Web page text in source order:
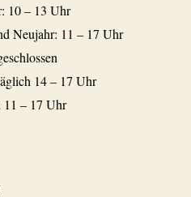
10 – 13 Uhr
Neujahr: 11 – 17 Uhr
14 – 17 Uhr
11 – 17 Uhr